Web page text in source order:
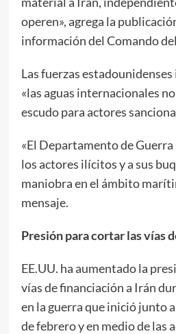
operen», agrega la
información del Comando
Las fuerzas
«las aguas internacionales
escudo para actores
«El Departamento de Guerra
los actores ilícitos y a sus
maniobra en el ámbito
mensaje.
Presión para cortar las vías
EE.UU. ha aumentado la
vías de financiación a Irán
en la guerra que inició junto
de febrero y en medio de las